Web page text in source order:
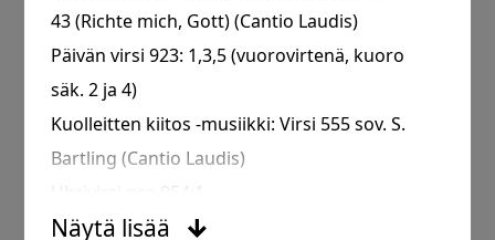
43 (Richte mich, Gott) (Cantio Laudis)
Päivän virsi 923: 1,3,5 (vuorovirtenä, kuoro
säk. 2 ja 4)
Kuolleitten kiitos -musiikki: Virsi 555 sov. S.
Bartling (Cantio Laudis)
Uhrivirsi nro 954:1-
Ehtoollisen aikana: Kuoro: C. Franck: Panis
Näytä lisää